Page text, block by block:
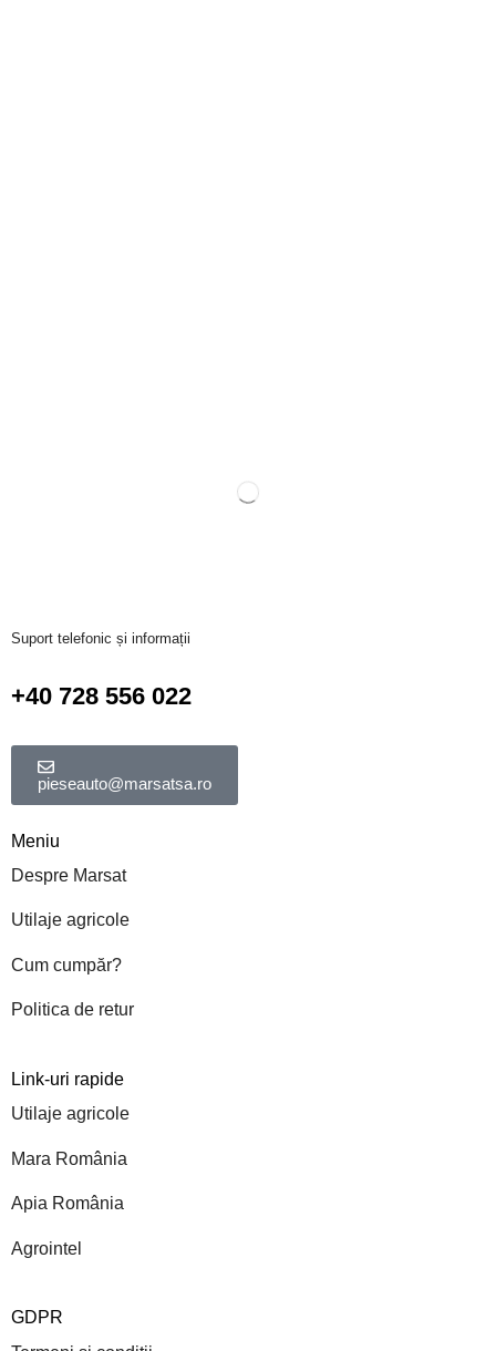
Suport telefonic și informații
+40 728 556 022
pieseauto@marsatsa.ro
Meniu
Despre Marsat
Utilaje agricole
Cum cumpăr?
Politica de retur
Link-uri rapide
Utilaje agricole
Mara România
Apia România
Agrointel
GDPR